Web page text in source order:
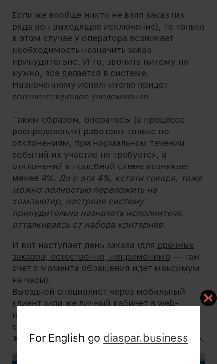
Если же вообще никто не взял заказ (из
ряда вон выходящее исключение), то только
в этом случае у оператора возникает
необходимость назначить заказ
принудительно. И то, звонить никому не
нужно, все делается в системе.
Назначенному исполнителю придет
соответствующее уведомление.
Таким образом, операторы (в процессе
распределения) работают только по
отклонениям, при нормальном течении
событий их участие не требуется, а
отклонений в подобной схеме возникает
менее 4%. Да и эти 4%, кстати говоря, тоже
можно полностью переложить на
компьютер, настроив систему
принудительно назначать исполнителя,
отталкиваясь от набора критериев.
И вот наступает день заказа (для срочных
заказов, естественно, неприменимо — там
счет с момента обращения идет максимум
на часы).
Выездной специалист через мобильный
клиент (или же личный кабинет в web-
интерфейсе) оглядывает список своих
сегодняшних и (и будущих тоже — при
желании) заказов и отправляется на работу.
For English go diaspar.business